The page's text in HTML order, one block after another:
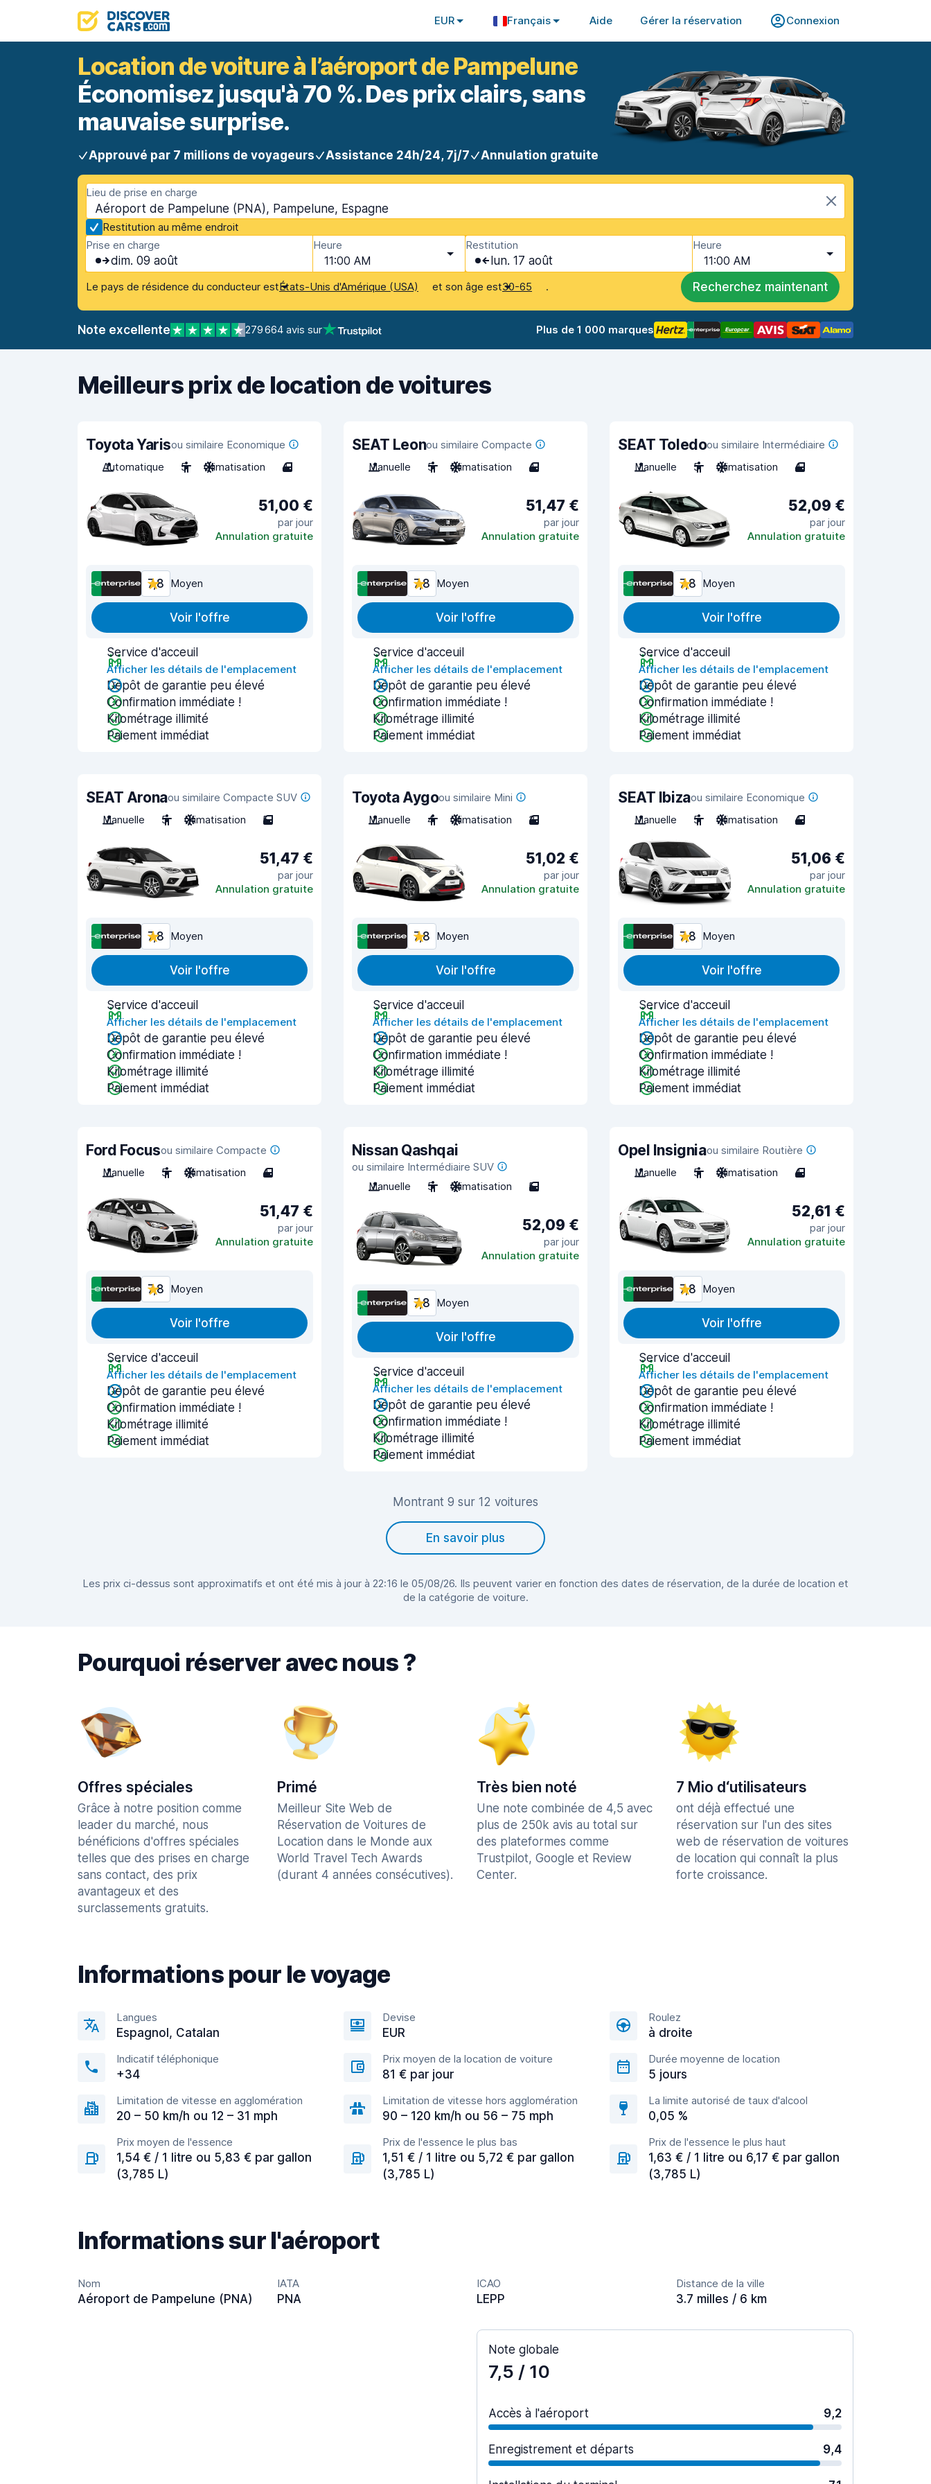
EUR Français Aide Gérer la réservation Connexion
Location de voiture à l’aéroport de Pampelune
Économisez jusqu'à 70 %. Des prix clairs, sans
mauvaise surprise.
Approuvé par 7 millions de voyageurs Assistance 24h/24, 7j/7 Annulation gratuite
Lieu de prise en charge
Aéroport de Pampelune (PNA), Pampelune, Espagne
Restitution au même endroit
Prise en charge
dim. 09 août
Heure
11:00 AM
Restitution
lun. 17 août
Heure
11:00 AM
Le pays de résidence du conducteur estÉtats-Unis d'Amérique (USA) et son âge est30-65 . Recherchez maintenant
Note excellente 279 664 avis sur Plus de 1 000 marques
Meilleurs prix de location de voitures
Toyota Yarisou similaire Economique
Automatique
5 Climatisation 4
51,00 €
par jour
Annulation gratuite
7,8 Moyen
Voir l'offre
Service d'acceuil
Afficher les détails de l'emplacement
Dépôt de garantie peu élevé
Confirmation immédiate !
Kilométrage illimité
Paiement immédiat
SEAT Leonou similaire Compacte
Manuelle
5 Climatisation 4
51,47 €
par jour
Annulation gratuite
7,8 Moyen
Voir l'offre
Service d'acceuil
Afficher les détails de l'emplacement
Dépôt de garantie peu élevé
Confirmation immédiate !
Kilométrage illimité
Paiement immédiat
SEAT Toledoou similaire Intermédiaire
Manuelle
5 Climatisation 4
52,09 €
par jour
Annulation gratuite
7,8 Moyen
Voir l'offre
Service d'acceuil
Afficher les détails de l'emplacement
Dépôt de garantie peu élevé
Confirmation immédiate !
Kilométrage illimité
Paiement immédiat
SEAT Aronaou similaire Compacte SUV
Manuelle
5 Climatisation 5
51,47 €
par jour
Annulation gratuite
7,8 Moyen
Voir l'offre
Service d'acceuil
Afficher les détails de l'emplacement
Dépôt de garantie peu élevé
Confirmation immédiate !
Kilométrage illimité
Paiement immédiat
Toyota Aygoou similaire Mini
Manuelle
4 Climatisation 3
51,02 €
par jour
Annulation gratuite
7,8 Moyen
Voir l'offre
Service d'acceuil
Afficher les détails de l'emplacement
Dépôt de garantie peu élevé
Confirmation immédiate !
Kilométrage illimité
Paiement immédiat
SEAT Ibizaou similaire Economique
Manuelle
5 Climatisation 4
51,06 €
par jour
Annulation gratuite
7,8 Moyen
Voir l'offre
Service d'acceuil
Afficher les détails de l'emplacement
Dépôt de garantie peu élevé
Confirmation immédiate !
Kilométrage illimité
Paiement immédiat
Ford Focusou similaire Compacte
Manuelle
5 Climatisation 4
51,47 €
par jour
Annulation gratuite
7,8 Moyen
Voir l'offre
Service d'acceuil
Afficher les détails de l'emplacement
Dépôt de garantie peu élevé
Confirmation immédiate !
Kilométrage illimité
Paiement immédiat
Nissan Qashqai
ou similaire Intermédiaire SUV
Manuelle
5 Climatisation 5
52,09 €
par jour
Annulation gratuite
7,8 Moyen
Voir l'offre
Service d'acceuil
Afficher les détails de l'emplacement
Dépôt de garantie peu élevé
Confirmation immédiate !
Kilométrage illimité
Paiement immédiat
Opel Insigniaou similaire Routière
Manuelle
5 Climatisation 4
52,61 €
par jour
Annulation gratuite
7,8 Moyen
Voir l'offre
Service d'acceuil
Afficher les détails de l'emplacement
Dépôt de garantie peu élevé
Confirmation immédiate !
Kilométrage illimité
Paiement immédiat
Montrant 9 sur 12 voitures
En savoir plus
Les prix ci-dessus sont approximatifs et ont été mis à jour à 22:16 le 05/08/26. Ils peuvent varier en fonction des dates de réservation, de la durée de location et
de la catégorie de voiture.
Pourquoi réserver avec nous ?
Offres spéciales
Grâce à notre position comme
leader du marché, nous
bénéficions d'offres spéciales
telles que des prises en charge
sans contact, des prix
avantageux et des
surclassements gratuits.
Primé
Meilleur Site Web de
Réservation de Voitures de
Location dans le Monde aux
World Travel Tech Awards
(durant 4 années consécutives).
Très bien noté
Une note combinée de 4,5 avec
plus de 250k avis au total sur
des plateformes comme
Trustpilot, Google et Review
Center.
7 Mio d‘utilisateurs
ont déjà effectué une
réservation sur l'un des sites
web de réservation de voitures
de location qui connaît la plus
forte croissance.
Informations pour le voyage
Langues
Espagnol, Catalan
Devise
EUR
Roulez
à droite
Indicatif téléphonique
+34
Prix moyen de la location de voiture
81 € par jour
Durée moyenne de location
5 jours
Limitation de vitesse en agglomération
20 – 50 km/h ou 12 – 31 mph
Limitation de vitesse hors agglomération
90 – 120 km/h ou 56 – 75 mph
La limite autorisé de taux d'alcool
0,05 %
Prix moyen de l'essence
1,54 € / 1 litre ou 5,83 € par gallon
(3,785 L)
Prix de l'essence le plus bas
1,51 € / 1 litre ou 5,72 € par gallon
(3,785 L)
Prix de l'essence le plus haut
1,63 € / 1 litre ou 6,17 € par gallon
(3,785 L)
Informations sur l'aéroport
Nom
Aéroport de Pampelune (PNA)
IATA
PNA
ICAO
LEPP
Distance de la ville
3.7 milles / 6 km
Note globale
7,5 / 10
Accès à l'aéroport 9,2
Enregistrement et départs 9,4